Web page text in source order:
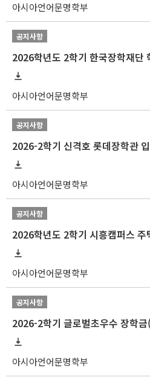
아시아언어문명학부
공지사항
2026학년도 2학기 한국장학재단
아시아언어문명학부
공지사항
아시아언어문명학부
공지사항
아시아언어문명학부
공지사항
아시아언어문명학부